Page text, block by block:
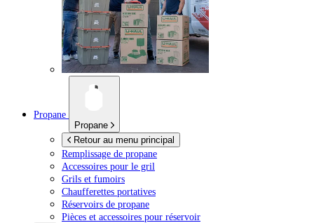
Propane
Propane
Retour au menu principal
Remplissage de propane
Accessoires pour le gril
Grils et fumoirs
Chaufferettes portatives
Réservoirs de propane
Pièces et accessoires pour réservoir